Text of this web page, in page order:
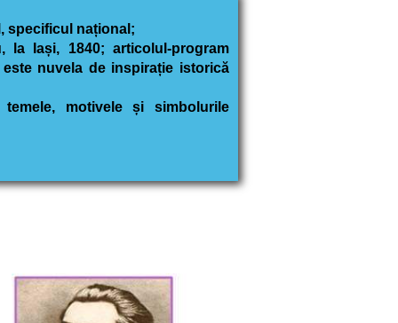
specificul național;
la Iași, 1840; articolul-program
nuvela de inspirație istorică
motivele și simbolurile